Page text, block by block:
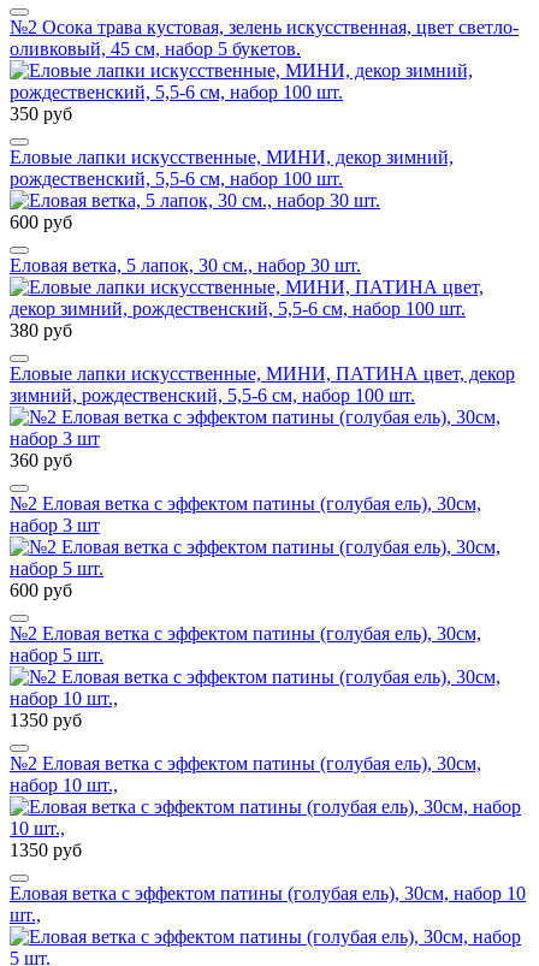
№2 Осока трава кустовая, зелень искусственная, цвет светло-
оливковый, 45 см, набор 5 букетов.
350 руб
Еловые лапки искусственные, МИНИ, декор зимний,
рождественский, 5,5-6 см, набор 100 шт.
600 руб
Еловая ветка, 5 лапок, 30 см., набор 30 шт.
380 руб
Еловые лапки искусственные, МИНИ, ПАТИНА цвет, декор
зимний, рождественский, 5,5-6 см, набор 100 шт.
360 руб
№2 Еловая ветка с эффектом патины (голубая ель), 30см,
набор 3 шт
600 руб
№2 Еловая ветка с эффектом патины (голубая ель), 30см,
набор 5 шт.
1350 руб
№2 Еловая ветка с эффектом патины (голубая ель), 30см,
набор 10 шт.,
1350 руб
Еловая ветка с эффектом патины (голубая ель), 30см, набор 10
шт.,